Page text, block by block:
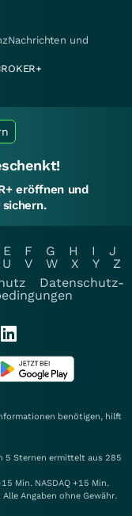
und
eröffnen und
E F G H I
J
U V W X Y
Z
Datenschutz-
benötigen, hilft
5 Sternen ermittelt aus 285
Min. NASDAQ +15 Min.
Angaben ohne Gewähr.